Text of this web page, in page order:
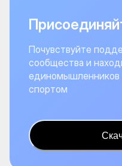
Почувствуйте
сообщества и
единомышленников
спортом